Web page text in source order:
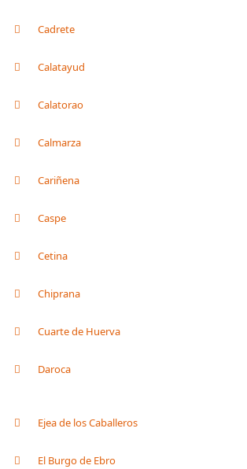
Cadrete
Calatayud
Calatorao
Calmarza
Cariñena
Caspe
Cetina
Chiprana
Cuarte de Huerva
Daroca
Ejea de los Caballeros
El Burgo de Ebro